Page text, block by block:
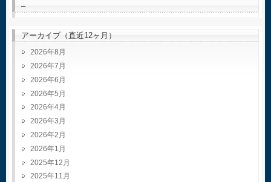
–
アーカイブ（直近12ヶ月）
2026年8月
2026年7月
2026年6月
2026年5月
2026年4月
2026年3月
2026年2月
2026年1月
2025年12月
2025年11月